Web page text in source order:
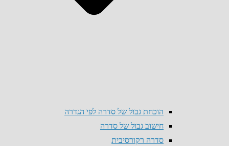
הוכחת גבול של סדרה לפי הגדרה
חישוב גבול של סדרה
סדרה רקורסיבית